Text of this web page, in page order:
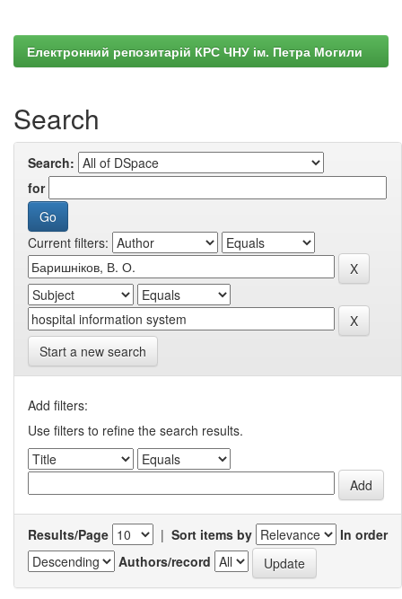
Електронний репозитарій КРС ЧНУ ім. Петра Могили
Search
Search:
for
Current filters:
Start a new search
Add filters:
Use filters to refine the search results.
Results/Page | Sort items by
In order
Authors/record